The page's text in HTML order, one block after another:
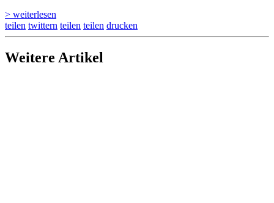
> weiterlesen
teilen twittern teilen teilen drucken
Weitere Artikel